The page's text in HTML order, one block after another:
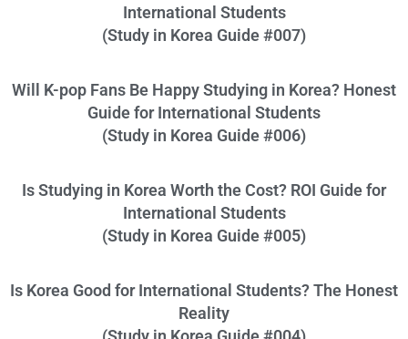
International Students
(Study in Korea Guide #007)
Will K-pop Fans Be Happy Studying in Korea? Honest
Guide for International Students
(Study in Korea Guide #006)
Is Studying in Korea Worth the Cost? ROI Guide for
International Students
(Study in Korea Guide #005)
Is Korea Good for International Students? The Honest
Reality